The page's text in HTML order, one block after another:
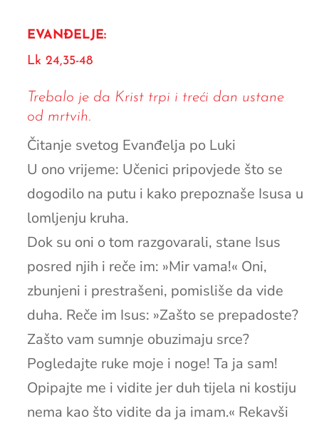
EVANĐELJE:
Lk 24,35-48
Trebalo je da Krist trpi i treći dan ustane
od mrtvih.
Čitanje svetog Evanđelja po Luki
U ono vrijeme: Učenici pripovjede što se
dogodilo na putu i kako prepoznaše Isusa u
lomljenju kruha.
Dok su oni o tom razgovarali, stane Isus
posred njih i reče im: »Mir vama!« Oni,
zbunjeni i prestrašeni, pomisliše da vide
duha. Reče im Isus: »Zašto se prepadoste?
Zašto vam sumnje obuzimaju srce?
Pogledajte ruke moje i noge! Ta ja sam!
Opipajte me i vidite jer duh tijela ni kostiju
nema kao što vidite da ja imam.« Rekavši